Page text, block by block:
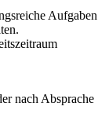
Aufgaben
nach Absprache